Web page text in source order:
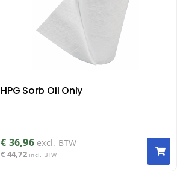
HPG Sorb Oil Only
€ 36,96 excl. BTW
€ 44,72 incl. BTW